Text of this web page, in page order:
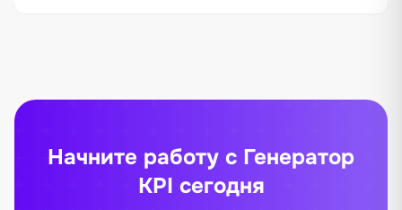
Начните работу с Генератор
KPI сегодня